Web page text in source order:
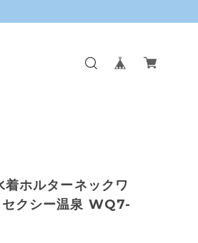
ホルターネックワ
セクシー温泉 WQ7-